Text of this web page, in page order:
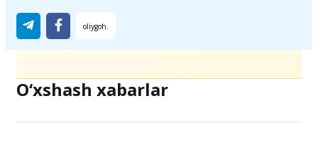
O‘xshash xabarlar